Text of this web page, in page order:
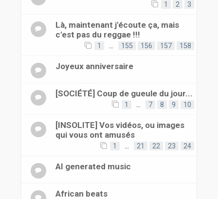
1 2 3
Là, maintenant j'écoute ça, mais
c'est pas du reggae !!!
1 155 156 157 158
Joyeux anniversaire
[SOCIÉTÉ] Coup de gueule du jour...
1 7 8 9 10
[INSOLITE] Vos vidéos, ou images
qui vous ont amusés
1 21 22 23 24
AI generated music
African beats